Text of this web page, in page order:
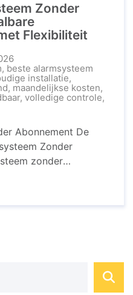
Zonder
Flexibiliteit
, beste alarmsysteem
installatie,
, maandelijkse kosten,
, volledige controle,
Abonnement De
Zonder
zonder
naar een
om hun huis te
kosten,
abonnement ...